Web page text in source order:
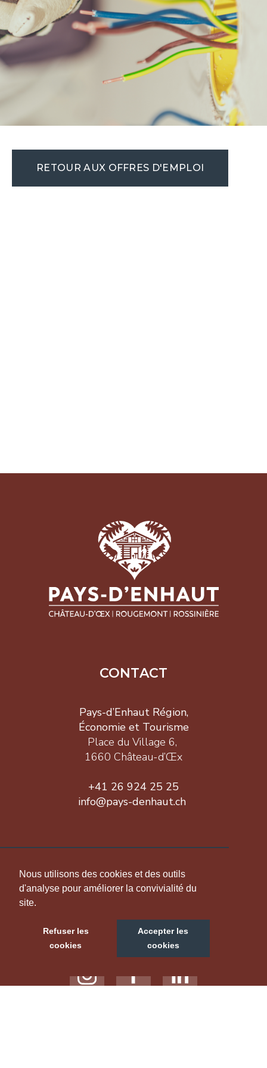
Nous utilisons des cookies et des outils
d'analyse pour améliorer la convivialité du
site.
Refuser les
cookies
Accepter les
cookies
RETOUR AUX OFFRES D'EMPLOI
CONTACT
Pays-d’Enhaut Région,
Économie et Tourisme
Place du Village 6,
1660 Château-d’Œx
+41 26 924 25 25
info@pays-denhaut.ch
NOUS SUIVRE